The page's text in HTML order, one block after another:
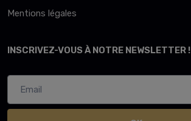
Mentions légales
INSCRIVEZ-VOUS À NOTRE NEWSLETTER !